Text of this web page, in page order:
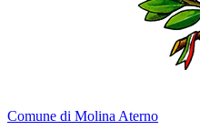
Comune di Molina Aterno